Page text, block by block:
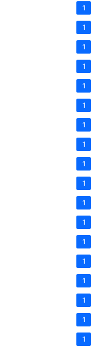
1
1
1
1
1
1
1
1
1
1
1
1
1
1
1
1
1
1